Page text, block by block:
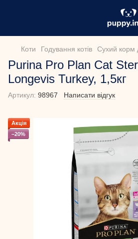
Коти Годування котів Сухий корм
Purina Pro Plan Cat
Longevis Turkey, 1,5кг
Артикул: 98967 Написати відгук
Акція
−20%